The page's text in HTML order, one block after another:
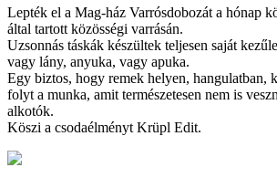
Lepték el a Mag-ház Varrósdobozát a hónap
által tartott közösségi varrásán.
Uzsonnás táskák készültek teljesen saját
vagy lány, anyuka, vagy apuka.
Egy biztos, hogy remek helyen, hangulatban,
folyt a munka, amit természetesen nem is
alkotók.
Köszi a csodaélményt Krüpl Edit.